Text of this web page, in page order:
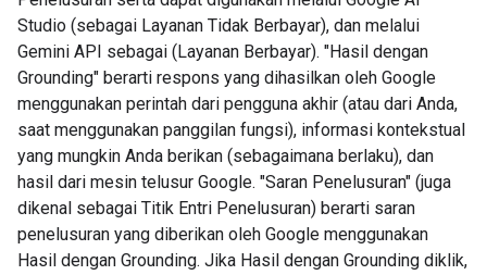
Studio (sebagai Layanan Tidak Berbayar), dan melalui
Gemini API sebagai (Layanan Berbayar). "Hasil dengan
Grounding" berarti respons yang dihasilkan oleh Google
menggunakan perintah dari pengguna akhir (atau dari Anda,
saat menggunakan panggilan fungsi), informasi kontekstual
yang mungkin Anda berikan (sebagaimana berlaku), dan
hasil dari mesin telusur Google. "Saran Penelusuran" (juga
dikenal sebagai Titik Entri Penelusuran) berarti saran
penelusuran yang diberikan oleh Google menggunakan
Hasil dengan Grounding. Jika Hasil dengan Grounding diklik,